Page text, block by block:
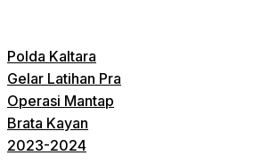
Polda Kaltara
Gelar Latihan Pra
Operasi Mantap
Brata Kayan
2023-2024